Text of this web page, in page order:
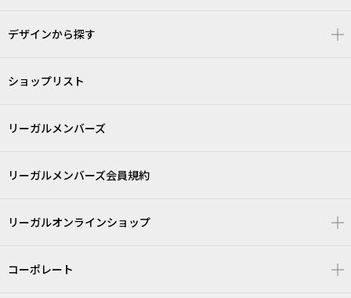
デザインから探す
ショップリスト
リーガルメンバーズ
リーガルメンバーズ会員規約
リーガルオンラインショップ
コーポレート